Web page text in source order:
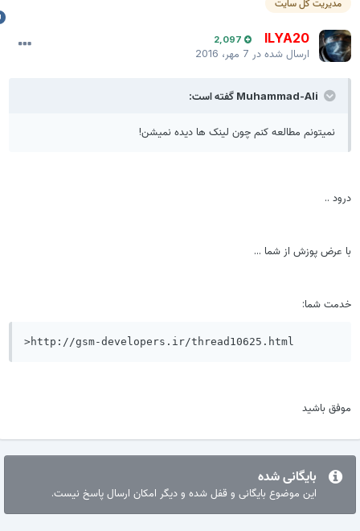
مدیریت کل سایت
ILYA20
ارسال شده در7 مهر، 2016
Muhammad-Ali گفته است:
نمیتونم مطالعه کنم چون لینک ها دیده نمیشن!
..
عرض پوزش از شما ...
شما:
>http://gsm-developers.ir/thread10625.html
باشید
بایگانی شده
این موضوع بایگانی و قفل شده و دیگر امکان ارسال پاسخ نیست.